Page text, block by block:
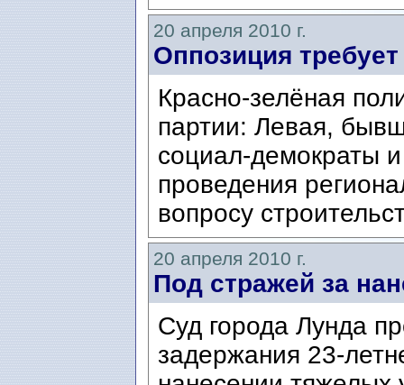
20 апреля 2010 г.
Оппозиция
Красно-зелёная
партии: Левая,
социал-демократы
проведения
вопросу
20 апреля 2010 г.
Под стражей за
Суд города Лунда
задержания 23-